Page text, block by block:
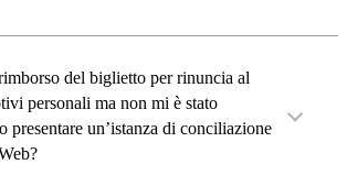
del biglietto per rinuncia al
personali ma non mi è stato
presentare un’istanza di conciliazione